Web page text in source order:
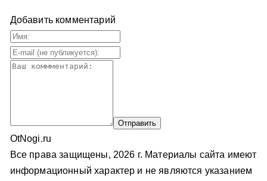
Добавить комментарий
OtNogi.ru
Все права защищены, 2026 г. Материалы сайта имеют
информационный характер и не являются указанием